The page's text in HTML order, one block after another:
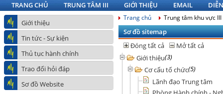
TRANG CHỦ TRUNG TÂM III GIỚI THIỆU EMAIL
Giới thiệu
Tin tức - Sự kiện
Thủ tục hành chính
Trao đổi hỏi đáp
Sơ đồ Website
Trang chủ Trung tâm khu vực III
Sơ đồ sitemap
Đóng tất cả
Mở tất cả
Giới thiệu(3)
Cơ cấu tổ chức(5)
Lãnh đạo Trung tâm